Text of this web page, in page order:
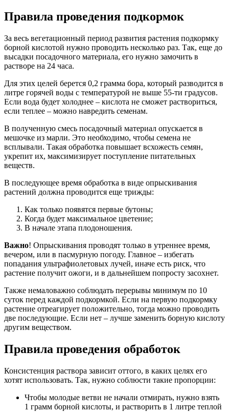
Правила проведения подкормок
За весь вегетационный период развития растения подкормку
борной кислотой нужно проводить несколько раз. Так, еще до
высадки посадочного материала, его нужно замочить в
растворе на 24 часа.
Для этих целей берется 0,2 грамма бора, который разводится в
литре горячей воды с температурой не выше 55-ти градусов.
Если вода будет холоднее – кислота не сможет раствориться,
если теплее – можно навредить семенам.
В полученную смесь посадочный материал опускается в
мешочке из марли. Это необходимо, чтобы семена не
всплывали. Такая обработка повышает всхожесть семян,
укрепит их, максимизирует поступление питательных
веществ.
В последующее время обработка в виде опрыскивания
растений должна проводится еще трижды:
Как только появятся первые бутоны;
Когда будет максимальное цветение;
В начале этапа плодоношения.
Важно! Опрыскивания проводят только в утреннее время,
вечером, или в пасмурную погоду. Главное – избегать
попадания ультрафиолетовых лучей, иначе есть риск, что
растение получит ожоги, и в дальнейшем попросту засохнет.
Также немаловажно соблюдать перерывы минимум по 10
суток перед каждой подкормкой. Если на первую подкормку
растение отреагирует положительно, тогда можно проводить
две последующие. Если нет – лучше заменить борную кислоту
другим веществом.
Правила проведения обработок
Консистенция раствора зависит оттого, в каких целях его
хотят использовать. Так, нужно соблюсти такие пропорции:
Чтобы молодые ветви не начали отмирать, нужно взять
1 грамм борной кислоты, и растворить в 1 литре теплой